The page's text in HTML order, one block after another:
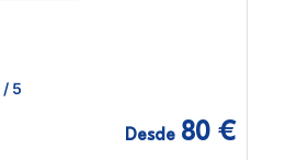
/ 5
Desde 80 €